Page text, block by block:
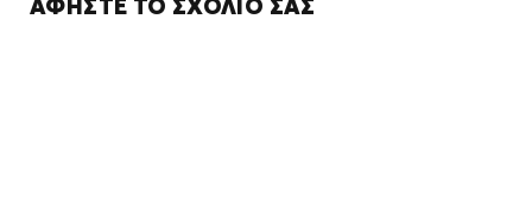
ΑΦΉΣΤΕ ΤΟ ΣΧΌΛΙΌ ΣΑΣ